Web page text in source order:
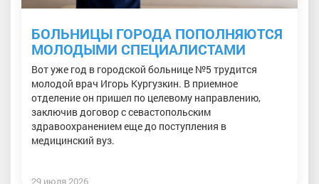
БОЛЬНИЦЫ ГОРОДА ПОПОЛНЯЮТСЯ
МОЛОДЫМИ СПЕЦИАЛИСТАМИ
Вот уже год в городской больнице №5 трудится
молодой врач Игорь Кургузкин. В приемное
отделение он пришел по целевому направлению,
заключив договор с севастопольским
здравоохранением еще до поступления в
медицинский вуз.
29 июля 2026